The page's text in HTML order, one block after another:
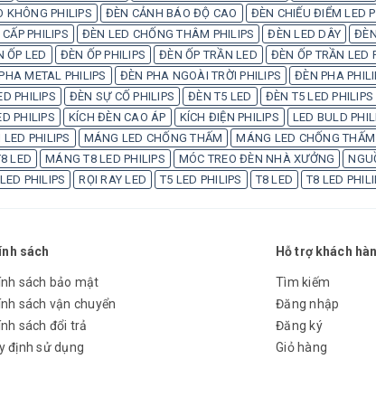
KHÔNG PHILIPS ĐÈN CẢNH BÁO ĐỘ CAO ĐÈN CHIẾU ĐIỂM LED
PHILIPS ĐÈN LED CHỐNG THÂM PHILIPS ĐÈN LED DÂY
ỐP LED ĐÈN ỐP PHILIPS ĐÈN ỐP TRẦN LED ĐÈN ỐP TRẦN LED
METAL PHILIPS ĐÈN PHA NGOÀI TRỜI PHILIPS ĐÈN PHA
PHILIPS ĐÈN SỰ CỐ PHILIPS ĐÈN T5 LED ĐÈN T5 LED PHILIPS
PHILIPS KÍCH ĐÈN CAO ÁP KÍCH ĐIỆN PHILIPS LED BULD
PHILIPS MÁNG LED CHỐNG THẤM MÁNG LED CHỐNG THẤM
LED MÁNG T8 LED PHILIPS MÓC TREO ĐÈN NHÀ XƯỞNG
PHILIPS RỌI RAY LED T5 LED PHILIPS T8 LED T8 LED
sách
sách bảo mật
sách vận chuyển
sách đổi trả
định sử dụng
Hỗ trợ khách
Tìm kiếm
Đăng nhập
Đăng ký
Giỏ hàng